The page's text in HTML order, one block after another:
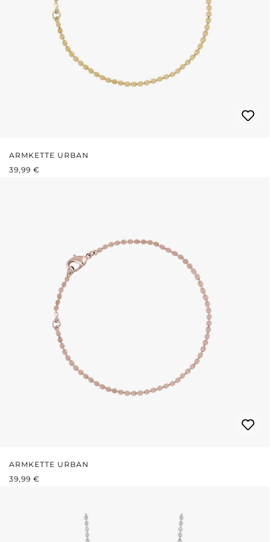
ARMKETTE URBAN
REGULÄRER PREIS:
39,99 €
ARMKETTE URBAN
REGULÄRER PREIS:
39,99 €